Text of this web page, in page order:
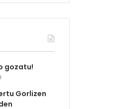
gozatu!
Gorlizen